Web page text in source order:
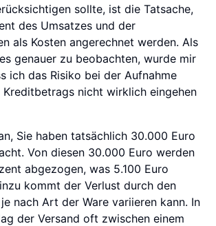
sollte, ist die Tatsache,
des Umsatzes und der
als Kosten angerechnet werden. Als
genauer zu beobachten, wurde mir
ich das Risiko bei der Aufnahme
Kreditbetrags nicht wirklich eingehen
Sie haben tatsächlich 30.000 Euro
Von diesen 30.000 Euro werden
abgezogen, was 5.100 Euro
kommt der Verlust durch den
nach Art der Ware variieren kann. In
der Versand oft zwischen einem